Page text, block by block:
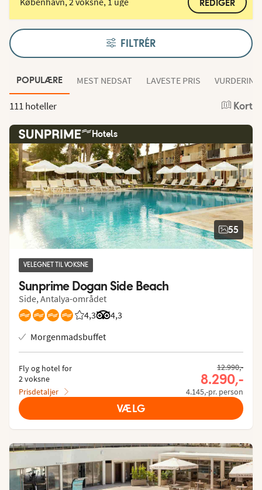
REDIGÉR
FILTRÉR
POPULÆRE MEST NEDSAT LAVESTE PRIS VURDERING
111 hoteller Kort
Hotels
55
VELEGNET TIL VOKSNE
Sunprime Dogan Side Beach
Side, Antalya-området
4,3
Bedømmelse fra Spies gæster: 4.331/5
4,3
Bedømmelse fra Tripadvisor: 4.3 of 5
Morgenmadsbuffet
Fly og hotel for
2 voksne
Prisdetaljer
12.990,-
8.290,-
4.145,-pr. person
VÆLG